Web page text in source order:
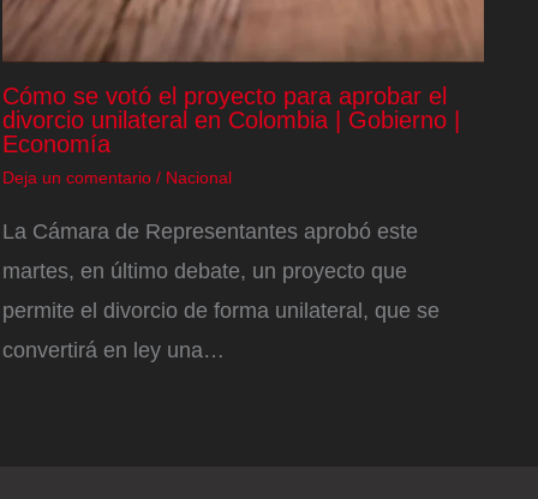
Cómo se votó el proyecto para aprobar el
divorcio unilateral en Colombia | Gobierno |
Economía
Deja un comentario / Nacional
La Cámara de Representantes aprobó este
martes, en último debate, un proyecto que
permite el divorcio de forma unilateral, que se
convertirá en ley una…